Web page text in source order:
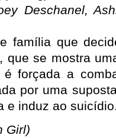
Deschanel,
família que
que se mostra
forçada a
por uma
e induz ao
Girl)